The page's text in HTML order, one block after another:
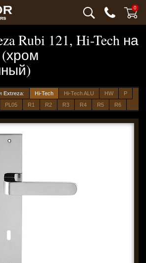
0
Rubi 121, Hi-Tech на
(хром
Extreza: Hi-Tech Hi-Tech ALU HW
P
PL05 R1 R2 R3 R4 R5 R6